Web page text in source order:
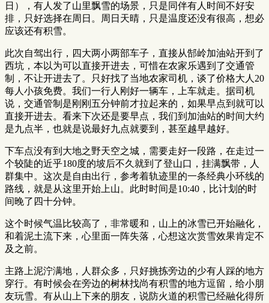
日），有人发了山里飘雪的场景，只是同伴有人时间不好安
排，只好选择在周日。周日天晴，只是温度还没有很高，想必
应该还有积雪。
此次自驾出行，四大两小两部车子，直接从郜岭加油站开到了
西坑，本以为可以直接开进去，可惜在农家乐遇到了交通管
制，不让开进去了。只好找了当地农家司机，谈了价格大人20
每人小孩免费。我们一行人刚好一辆车，上车就走。据司机
说，交通管制是刚刚五分钟前才拉起来的，如果早点到就可以
直接开进去。看来下次还是要早点，我们到加油站的时间大约
是九点半，也就是说最好九点就要到，甚至越早越好。
下车点没有到大地之野天空之城，需要走好一段路，在走过一
个较陡的近乎180度的坡后不久就到了登山口，挂满飘带，人
群集中。这次是自由出行，参考着轨迹里的一条经典小环线的
路线，就是从这里开始上山。此时时间是10:40，比计划的时
间晚了四十分钟。
这个时候气温比较高了，非常暖和，山上的冰雪已开始融化，
和着泥土流下来，心里面一阵失落，心想这次赏雪效果肯定不
及之前。
主路上泥泞满地，人群众多，只好挑拣旁边的少有人踩的地方
穿行。有时候会在旁边的树林找尚有积雪的地方逗留，给小朋
友玩雪。有从山上下来的朋友，说防火道的积雪已经融化得所